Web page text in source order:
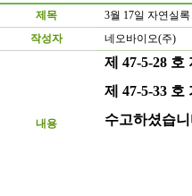
제목
3월 17일 자연실
작성자
네오바이오(주)
내용
제 47-5-28 호
제 47-5-33
수고하셨습